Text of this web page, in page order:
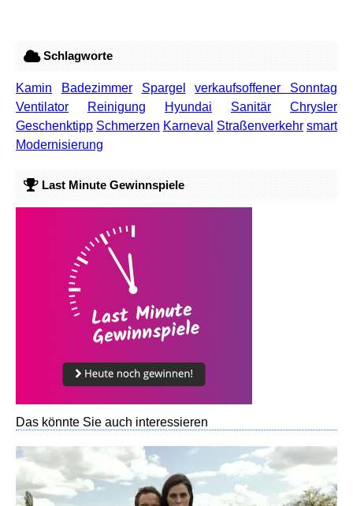
Schlagworte
Kamin Badezimmer Spargel
verkaufsoffener Sonntag
Ventilator
Reinigung Hyundai Sanitär
Chrysler
Geschenktipp Schmerzen Karneval Straßenverkehr smart
Modernisierung
Last Minute Gewinnspiele
Das könnte Sie auch interessieren